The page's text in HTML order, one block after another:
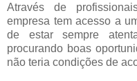
Através de
empresa tem acesso a
de estar sempre
procurando boas
não teria condições de